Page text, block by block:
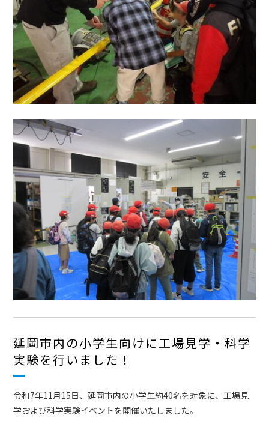
延岡市内の小学生向けに工場見学・科学
実験を行いました！
令和7年11月15日、延岡市内の小学生約40名を対象に、工場見
学および科学実験イベントを開催いたしました。